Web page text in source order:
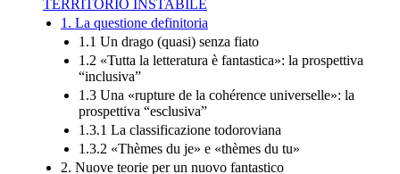
TERRITORIO INSTABILE
1. La questione definitoria
1.1 Un drago (quasi) senza fiato
1.2 «Tutta la letteratura è fantastica»: la prospettiva
“inclusiva”
1.3 Una «rupture de la cohérence universelle»: la
prospettiva “esclusiva”
1.3.1 La classificazione todoroviana
1.3.2 «Thèmes du je» e «thèmes du tu»
2. Nuove teorie per un nuovo fantastico